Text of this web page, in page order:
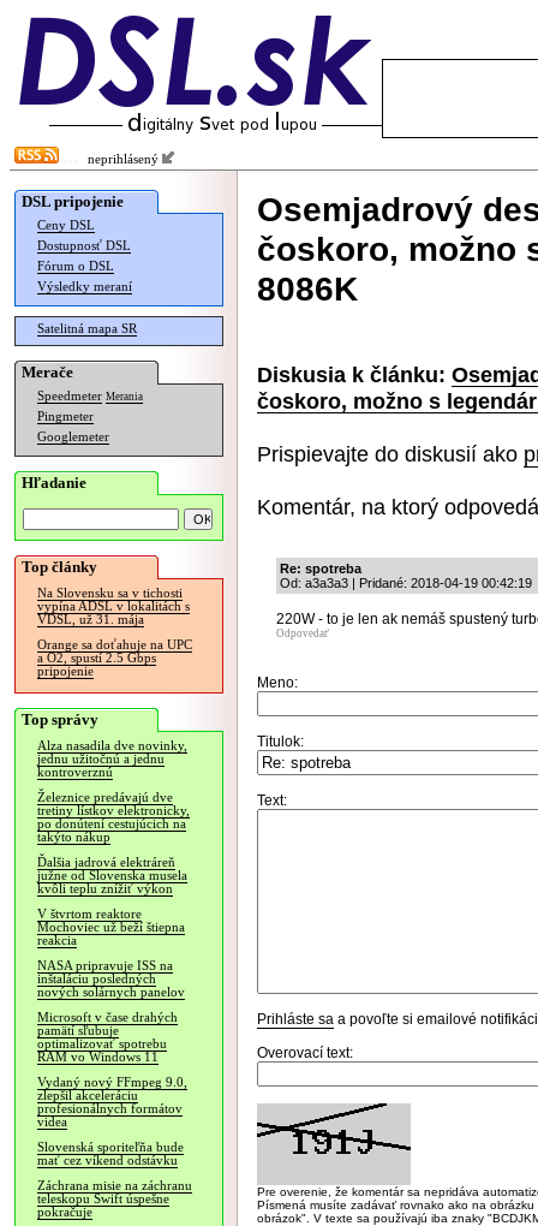
neprihlásený
DSL pripojenie
Ceny DSL
Dostupnosť DSL
Fórum o DSL
Výsledky meraní
Satelitná mapa SR
Merače
Speedmeter Merania
Pingmeter
Googlemeter
Hľadanie
Top články
Na Slovensku sa v tichosti
vypína ADSL v lokalitách s
VDSL, už 31. mája
Orange sa doťahuje na UPC
a O2, spustí 2.5 Gbps
pripojenie
Top správy
Alza nasadila dve novinky,
jednu užitočnú a jednu
kontroverznú
Železnice predávajú dve
tretiny lístkov elektronicky,
po donútení cestujúcich na
takýto nákup
Ďalšia jadrová elektráreň
južne od Slovenska musela
kvôli teplu znížiť výkon
V štvrtom reaktore
Mochoviec už beží štiepna
reakcia
NASA pripravuje ISS na
inštaláciu posledných
nových solárnych panelov
Microsoft v čase drahých
pamätí sľubuje
optimalizovať spotrebu
RAM vo Windows 11
Vydaný nový FFmpeg 9.0,
zlepšil akceleráciu
profesionálnych formátov
videa
Slovenská sporiteľňa bude
mať cez víkend odstávku
Záchrana misie na záchranu
teleskopu Swift úspešne
pokračuje
Osemjadrový
čoskoro, možno
8086K
Diskusia k článku:
čoskoro, možno s
Prispievajte do diskusií ako
Komentár, na ktorý
Re: spotreba
Od: a3a3a3 | Pridané: 2018-04-19 00:42:19
220W - to je len ak nemáš spustený
Odpovedať
Meno:
Titulok:
Text:
Prihláste sa a povoľte si emailové
Overovací text:
Pre overenie, že komentár sa nepridáva
Písmená musíte zadávať rovnako ako na
obrázok". V texte sa používajú iba znaky